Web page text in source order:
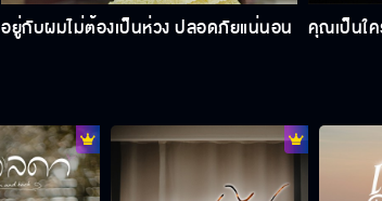
อยู่กับผมไม่ต้องเป็นห่วง ปลอดภัยแน่นอน คุณเป็นใค